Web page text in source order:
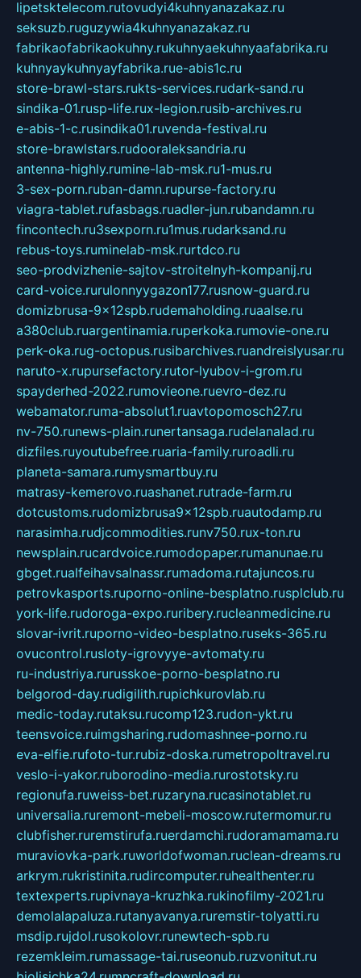
lipetsktelecom.rutovudyi4kuhnyanazakaz.ru
seksuzb.ruguzywia4kuhnyanazakaz.ru
fabrikaofabrikaokuhny.rukuhnyaekuhnyaafabrika.ru
kuhnyaykuhnyayfabrika.rue-abis1c.ru
store-brawl-stars.rukts-services.rudark-sand.ru
sindika-01.rusp-life.rux-legion.rusib-archives.ru
e-abis-1-c.rusindika01.ruvenda-festival.ru
store-brawlstars.rudooraleksandria.ru
antenna-highly.rumine-lab-msk.ru1-mus.ru
3-sex-porn.ruban-damn.rupurse-factory.ru
viagra-tablet.rufasbags.ruadler-jun.rubandamn.ru
fincontech.ru3sexporn.ru1mus.rudarksand.ru
rebus-toys.ruminelab-msk.rurtdco.ru
seo-prodvizhenie-sajtov-stroitelnyh-kompanij.ru
card-voice.rurulonnyygazon177.rusnow-guard.ru
domizbrusa-9x12spb.rudemaholding.ruaalse.ru
a380club.ruargentinamia.ruperkoka.rumovie-one.ru
perk-oka.rug-octopus.rusibarchives.ruandreislyusar.ru
naruto-x.rupursefactory.rutor-lyubov-i-grom.ru
spayderhed-2022.rumovieone.ruevro-dez.ru
webamator.ruma-absolut1.ruavtopomosch27.ru
nv-750.runews-plain.runertansaga.rudelanalad.ru
dizfiles.ruyoutubefree.ruaria-family.ruroadli.ru
planeta-samara.rumysmartbuy.ru
matrasy-kemerovo.ruashanet.rutrade-farm.ru
dotcustoms.rudomizbrusa9x12spb.ruautodamp.ru
narasimha.rudjcommodities.runv750.rux-ton.ru
newsplain.rucardvoice.rumodopaper.rumanunae.ru
gbget.rualfeihavsalnassr.rumadoma.rutajuncos.ru
petrovkasports.ruporno-online-besplatno.rusplclub.ru
york-life.rudoroga-expo.ruribery.rucleanmedicine.ru
slovar-ivrit.ruporno-video-besplatno.ruseks-365.ru
ovucontrol.rusloty-igrovyye-avtomaty.ru
ru-industriya.rurusskoe-porno-besplatno.ru
belgorod-day.rudigilith.rupichkurovlab.ru
medic-today.rutaksu.rucomp123.rudon-ykt.ru
teensvoice.ruimgsharing.rudomashnee-porno.ru
eva-elfie.rufoto-tur.rubiz-doska.rumetropoltravel.ru
veslo-i-yakor.ruborodino-media.rurostotsky.ru
regionufa.ruweiss-bet.ruzaryna.rucasinotablet.ru
universalia.ruremont-mebeli-moscow.rutermomur.ru
clubfisher.ruremstirufa.ruerdamchi.rudoramamama.ru
muraviovka-park.ruworldofwoman.ruclean-dreams.ru
arkrym.rukristinita.rudircomputer.ruhealthenter.ru
textexperts.rupivnaya-kruzhka.rukinofilmy-2021.ru
demolalapaluza.rutanyavanya.ruremstir-tolyatti.ru
msdip.rujdol.rusokolovr.runewtech-spb.ru
rezemkleim.rumassage-tai.ruseonub.ruzvonitut.ru